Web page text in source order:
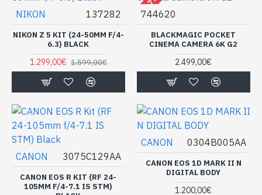
NIKON 137282
NIKON Z 5 KIT (24-50MM F/4-
6.3) BLACK
1.299,00€ 1.599,00€
744620
BLACKMAGIC POCKET
CINEMA CAMERA 6K G2
2.499,00€
CANON 3075C129AA
CANON EOS R KIT (RF 24-
105MM F/4-7.1 IS STM)
CANON 0304B005AA
CANON EOS 1D MARK II N
DIGITAL BODY
1.200,00€